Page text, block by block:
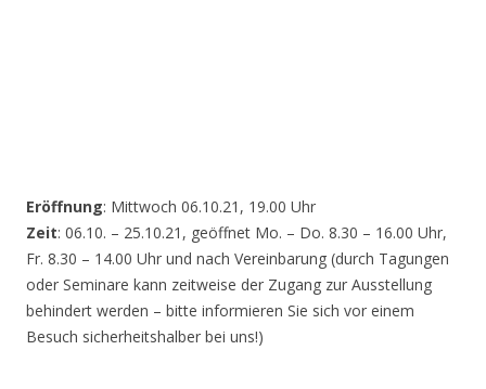
Eröffnung: Mittwoch 06.10.21, 19.00 Uhr
Zeit: 06.10. – 25.10.21, geöffnet Mo. – Do. 8.30 – 16.00 Uhr,
Fr. 8.30 – 14.00 Uhr und nach Vereinbarung (durch Tagungen
oder Seminare kann zeitweise der Zugang zur Ausstellung
behindert werden – bitte informieren Sie sich vor einem
Besuch sicherheitshalber bei uns!)